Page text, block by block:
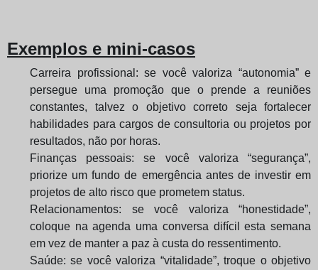
Exemplos e mini-casos
Carreira profissional: se você valoriza “autonomia” e
persegue uma promoção que o prende a reuniões
constantes, talvez o objetivo correto seja fortalecer
habilidades para cargos de consultoria ou projetos por
resultados, não por horas.
Finanças pessoais: se você valoriza “segurança”,
priorize um fundo de emergência antes de investir em
projetos de alto risco que prometem status.
Relacionamentos: se você valoriza “honestidade”,
coloque na agenda uma conversa difícil esta semana
em vez de manter a paz à custa do ressentimento.
Saúde: se você valoriza “vitalidade”, troque o objetivo